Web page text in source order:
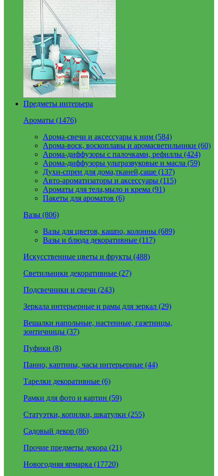
Предметы интерьера
Ароматы (1476)
Арома-свечи и аксессуары к ним (584)
Арома-воск, воскоплавы и аромасветильники (60)
Арома-диффузоры с палочками, рефиллы (424)
Арома-диффузоры ультразвуковые и масла (59)
Духи-спреи для дома,тканей,саше (137)
Авто-ароматизаторы и аксессуары (115)
Ароматы для тела,мыло и крема (91)
Пакеты для ароматов (6)
Вазы (806)
Вазы для цветов, кашпо, колонны (689)
Вазы и блюда декоративные (117)
Искусственные цветы и фрукты (488)
Светильники декоративные (27)
Подсвечники и свечи (243)
Зеркала интерьерные и рамы для зеркал (29)
Вешалки напольные, настенные, газетницы,
зонтичницы (37)
Пуфики (8)
Панно, картины, часы интерьерные (44)
Тарелки декоративные (6)
Рамки для фото и картин (59)
Статуэтки, копилки, шкатулки (255)
Садовый декор (86)
Прочие предметы декора (21)
Новогодняя ярмарка (17720)